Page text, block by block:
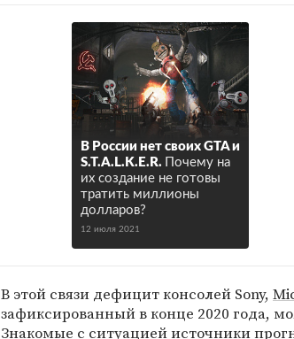
В России нет своих GTA и
S.T.A.L.K.E.R.
Почему на
их создание не готовы
тратить миллионы
долларов?
12 июля 2021
В этой связи дефицит консолей Sony,
зафиксированный в конце 2020 года,
Знакомые с ситуацией источники